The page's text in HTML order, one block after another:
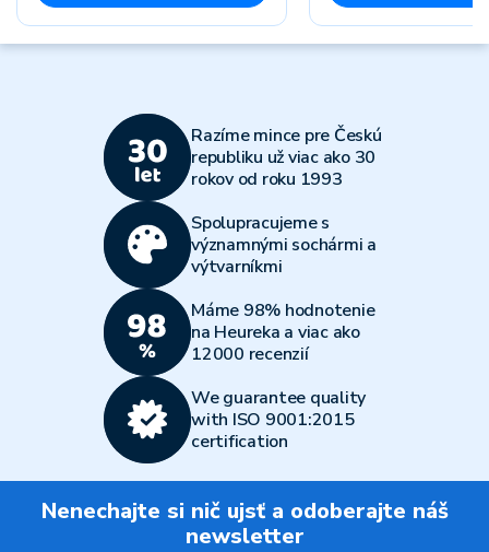
Razíme mince pre Českú
republiku už viac ako 30
rokov od roku 1993
Spolupracujeme s
významnými sochármi a
výtvarníkmi
Máme 98% hodnotenie
na Heureka a viac ako
12000 recenzií
We guarantee quality
with ISO 9001:2015
certification
Nenechajte si nič ujsť a odoberajte náš
newsletter